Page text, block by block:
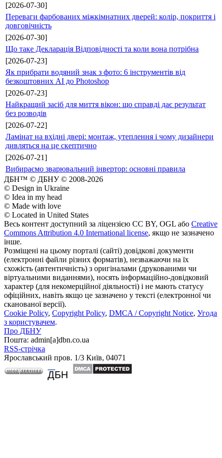
[2026-07-30]
Переваги фарбованих міжкімнатних дверей: колір, покриття і
довговічність
[2026-07-30]
Що таке Декларація Відповідності та коли вона потрібна
[2026-07-23]
Як прибрати водяний знак з фото: 6 інструментів від
безкоштовних AI до Photoshop
[2026-07-23]
Найкращий засіб для миття вікон: що справді дає результат
без розводів
[2026-07-22]
Ламінат на вхідні двері: монтаж, утеплення і чому дизайнери
дивляться на це скептично
[2026-07-21]
Вибираємо зварювальний інвертор: основні правила
ДБН™ © ДБНУ © 2008-2026
© Design in Ukraine
© Idea in my head
© Made with love
© Located in United States
Весь контент доступний за ліцензією CC BY, OGL або Creative
Commons Attribution 4.0 International license, якщо не зазначено
інше.
Розміщені на цьому порталі (сайті) довідкові документи
(електронні файли різних форматів), незважаючи на їх
схожість (автентичність) з оригіналами (друкованими чи
віртуальними виданнями), носять інформаційно-довідковий
характер (для некомерційної діяльності) і не мають статусу
офіційних, навіть якщо це зазначено у тексті (електронної чи
сканованої версії).
Cookie Policy, Copyright Policy, DMCA / Copyright Notice, Угода
з користувачем.
Про ДБНУ
Пошта: admin[а]dbn.co.ua
RSS-стрічка
Ярославський пров. 1/3 Київ, 04071